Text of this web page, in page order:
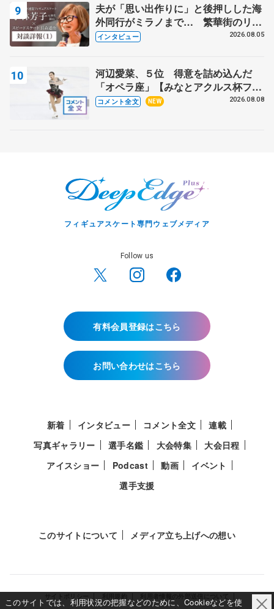
夫が「思い出作りに」と後押しした海
外同行がミラノまで… 繁華街のリン
クでは不良のお兄さんも味方に 小林
インタビュー 2026.08.05
河辺愛菜、５位 得意を詰め込んだ
「オペラ座」【みなとアクルス杯フリ
ー】
コメント全文 NEW 2026.08.08
フィギュアスケート専門ウェブメディア
Follow us
有料会員登録はこちら
お問い合わせはこちら
新着 インタビュー コメント全文
連載
写真ギャラリー
選手名鑑 大会特集
大会日程
アイスショー
Podcast 動画
イベント
選手支援
このサイトについて メディア立ち上げへの想い
このサイトでは、利用状況の把握などのために、Cookieなどを使